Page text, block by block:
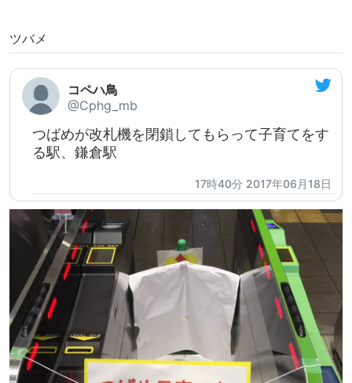
ツバメ
コペハ鳥
@Cphg_mb
つばめが改札機を閉鎖してもらって子育てをす
る駅、鎌倉駅
17時40分 2017年06月18日